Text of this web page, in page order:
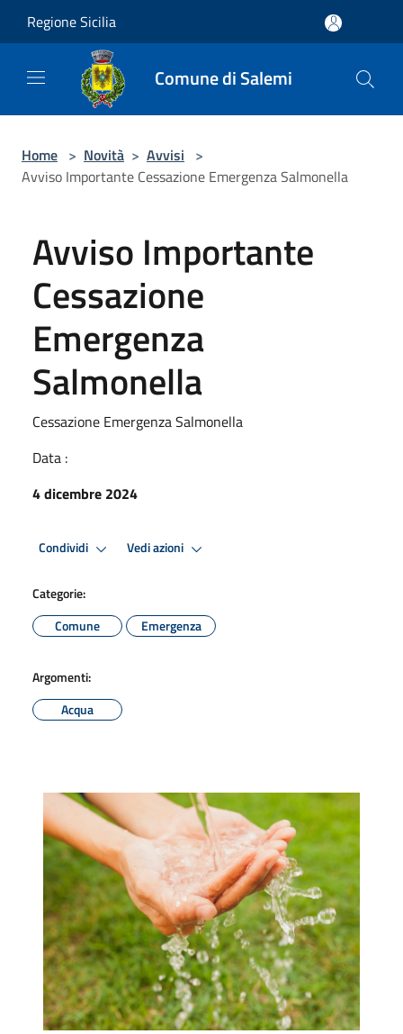
Regione Sicilia
Comune di Salemi
Home > Novità > Avvisi >
Avviso Importante Cessazione Emergenza Salmonella
Avviso Importante
Cessazione
Emergenza
Salmonella
Cessazione Emergenza Salmonella
Data :
4 dicembre 2024
Condividi Vedi azioni
Categorie:
Comune
Emergenza
Argomenti:
Acqua